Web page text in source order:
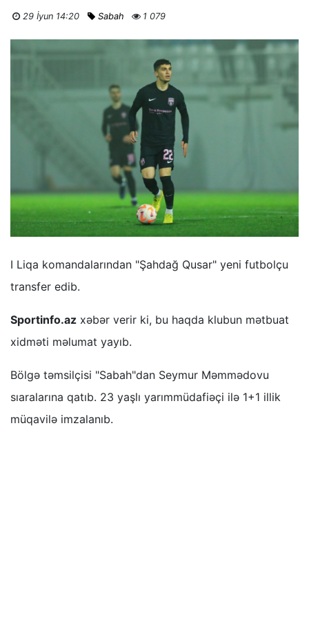
29 İyun 14:20 Sabah 1 079
I Liqa komandalarından "Şahdağ Qusar" yeni futbolçu
transfer edib.
Sportinfo.az xəbər verir ki, bu haqda klubun mətbuat
xidməti məlumat yayıb.
Bölgə təmsilçisi "Sabah"dan Seymur Məmmədovu
sıaralarına qatıb. 23 yaşlı yarımmüdafiəçi ilə 1+1 illik
müqavilə imzalanıb.